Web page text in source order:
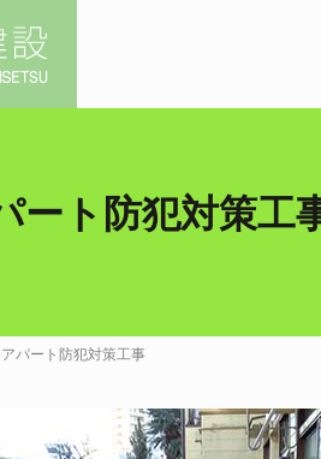
ート防犯対策工
パート防犯対策工事